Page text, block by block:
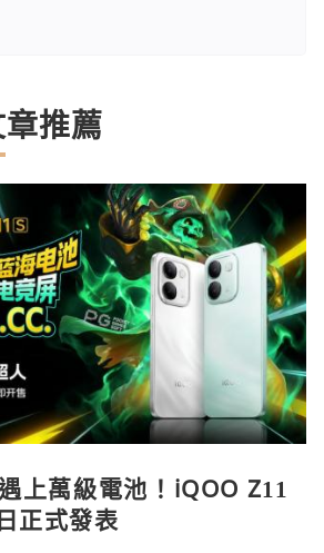
推薦
上萬級電池！iQOO Z11
正式發表